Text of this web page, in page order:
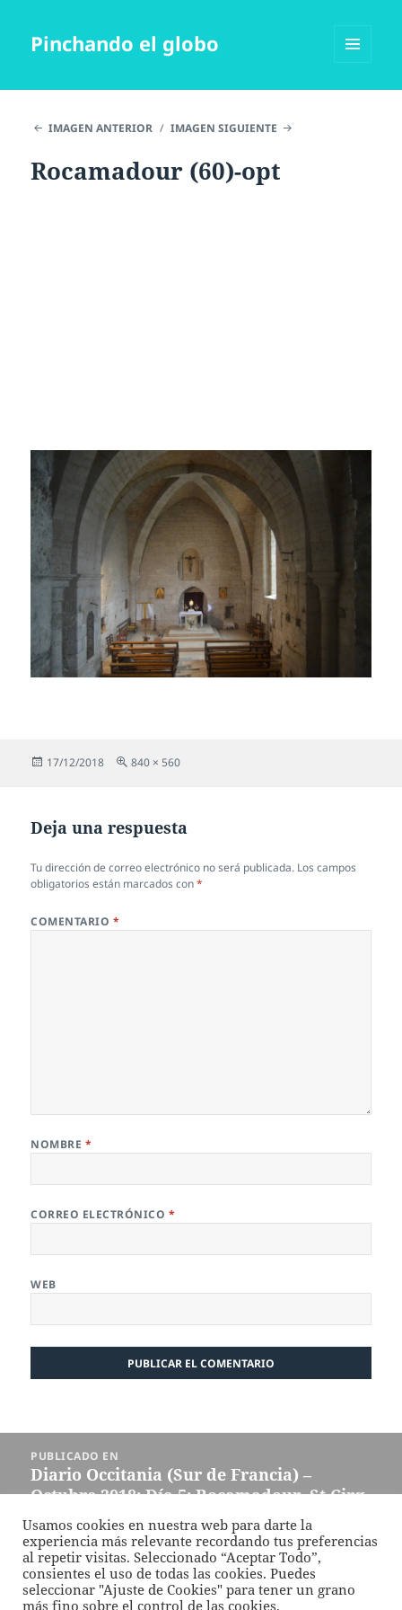
Pinchando el globo
IMAGEN ANTERIOR
IMAGEN SIGUIENTE
Rocamadour (60)-opt
Publicado
17/12/2018
Tamaño
840 × 560
Deja una respuesta
Tu dirección de correo electrónico no será publicada. Los campos
obligatorios están marcados con*
COMENTARIO *
NOMBRE *
CORREO ELECTRÓNICO *
WEB
entradas
PUBLICADO EN
Diario Occitania (Sur de Francia) –
Octubre 2018: Día 5: Rocamadour, St Cirq
Lapopie
Funciona gracias a WordPress
Usamos cookies en nuestra web para darte la
experiencia más relevante recordando tus preferencias
al repetir visitas. Seleccionado “Aceptar Todo”,
consientes el uso de todas las cookies. Puedes
seleccionar "Ajuste de Cookies" para tener un grano
más fino sobre el control de las cookies.